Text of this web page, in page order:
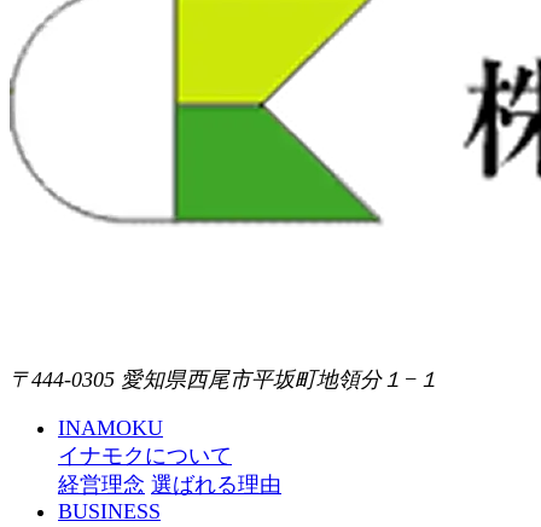
〒444-0305 愛知県西尾市平坂町地領分１−１
INAMOKU
イナモクについて
経営理念 選ばれる理由
BUSINESS